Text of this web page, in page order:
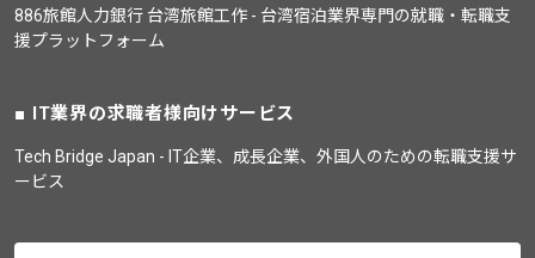
886旅館人力銀行 台湾旅館工作 - 台湾宿泊業界専門の就職・転職支
援プラットフォーム
IT業界の求職者様向けサービス
Tech Bridge Japan - IT企業、成長企業、外国人のための転職支援サ
ービス